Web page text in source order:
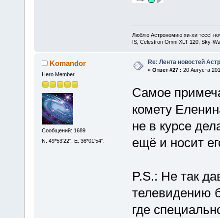
Люблю Астрономию хи-хи тссс!
IS, Celestron Omni XLT 120, Sky-
Komandor
Hero Member
Сообщений: 1689
N: 49*53'22"; E: 36*01'54".
Re: Лента новостей
« Ответ #27 : 20 Августа
Самое
комету
не в курсе
ещё и носит
P.S.: Не так
телевидению
где